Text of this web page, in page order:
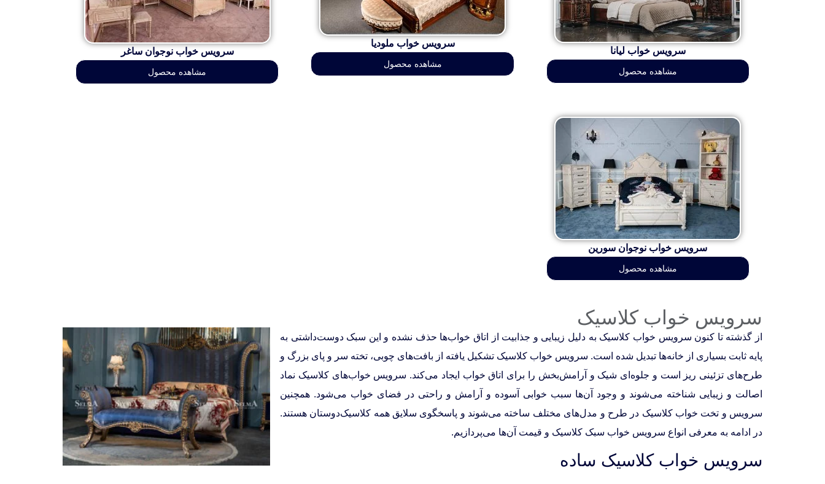
سرویس خواب لیانا
مشاهده محصول
سرویس خواب ملودیا
مشاهده محصول
سرویس خواب نوجوان ساغر
مشاهده محصول
سرویس خواب نوجوان سورین
مشاهده محصول
سرویس خواب کلاسیک
از گذشته تا کنون سرویس خواب کلاسیک به دلیل زیبایی و جذابیت از اتاق خواب‌ها حذف نشده و این سبک دوست‌داشتی به
پایه ثابت بسیاری از خانه‌ها تبدیل شده است. سرویس خواب کلاسیک تشکیل یافته از بافت‌های چوبی، تخته سر و پای بزرگ و
طرح‌های تزئینی ریز است و جلوه‌ای شیک و آرامش‌بخش را برای اتاق خواب ایجاد می‌کند. سرویس‌ خواب‌های کلاسیک نماد
اصالت و زیبایی شناخته می‌شوند و وجود آن‌ها سبب خوابی آسوده و آرامش و راحتی در فضای خواب می‌شود. همچنین
سرویس و تخت خواب کلاسیک در طرح و مدل‌های مختلف ساخته می‌شوند و پاسخگوی سلایق همه کلاسیک‌دوستان هستند.
در ادامه به معرفی انواع سرویس خواب سبک کلاسیک و قیمت آن‌ها می‌پردازیم.
سرویس خواب کلاسیک ساده